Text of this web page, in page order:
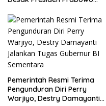
Maaf
Pemerintah Resmi Terima
Pengunduran Diri Perry
Warjiyo, Destry Damayanti